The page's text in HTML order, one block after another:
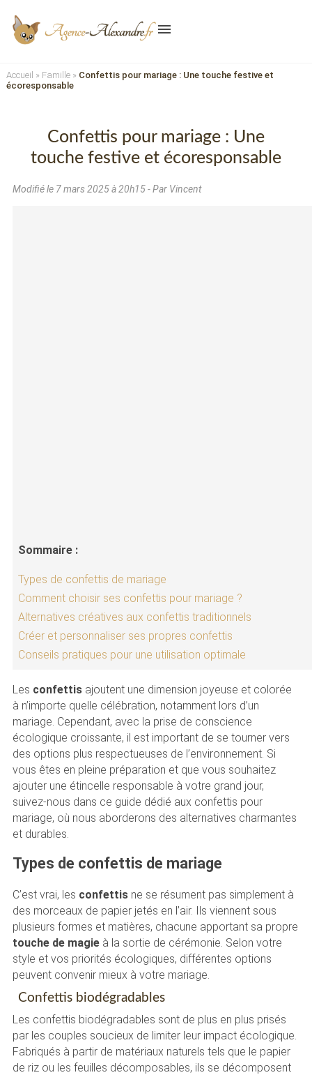
menu
Accueil » Famille» Confettis pour mariage : Une touche festive et
écoresponsable
Confettis pour mariage : Une
touche festive et écoresponsable
Modifié le 7 mars 2025 à 20h15- Par Vincent
Sommaire :
Types de confettis de mariage
Comment choisir ses confettis pour mariage ?
Alternatives créatives aux confettis traditionnels
Créer et personnaliser ses propres confettis
Conseils pratiques pour une utilisation optimale
Les confettisajoutent une dimension joyeuse et colorée
à n’importe quelle célébration, notamment lors d’un
mariage. Cependant, avec la prise de conscience
écologique croissante, il est important de se tourner vers
des options plus respectueuses de l’environnement. Si
vous êtes en pleine préparation et que vous souhaitez
ajouter une étincelle responsable à votre grand jour,
suivez-nous dans ce guide dédié aux confettis pour
mariage, où nous aborderons des alternatives charmantes
et durables.
Types de confettis de mariage
C’est vrai, les confettisne se résument pas simplement à
des morceaux de papier jetés en l’air. Ils viennent sous
plusieurs formes et matières, chacune apportant sa propre
touche de magieà la sortie de cérémonie. Selon votre
style et vos priorités écologiques, différentes options
peuvent convenir mieux à votre mariage.
Confettis biodégradables
Les confettis biodégradables sont de plus en plus prisés
par les couples soucieux de limiter leur impact écologique.
Fabriqués à partir de matériaux naturels tels que le papier
de riz ou les feuilles décomposables, ils se décomposent